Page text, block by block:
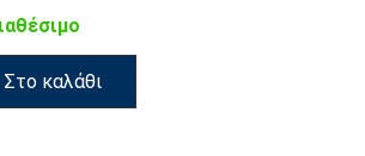
Στο καλάθι